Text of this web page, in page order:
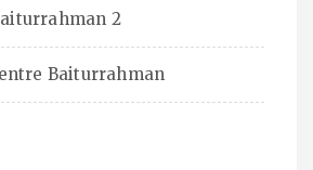
2
Baiturrahman